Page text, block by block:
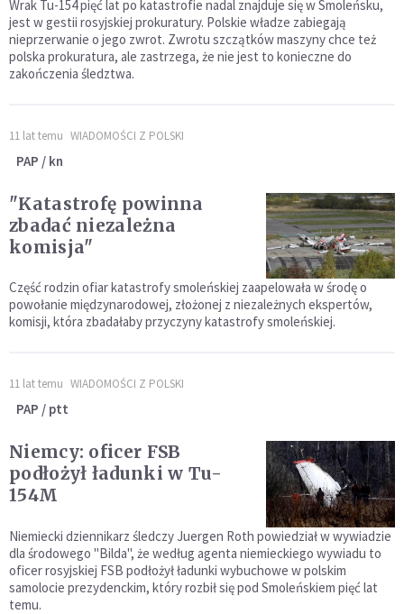
Wrak Tu-154 pięć lat po katastrofie nadal znajduje się w Smoleńsku,
jest w gestii rosyjskiej prokuratury. Polskie władze zabiegają
nieprzerwanie o jego zwrot. Zwrotu szczątków maszyny chce też
polska prokuratura, ale zastrzega, że nie jest to konieczne do
zakończenia śledztwa.
11 lat temu WIADOMOŚCI Z POLSKI
PAP / kn
"Katastrofę powinna
zbadać niezależna
komisja"
Część rodzin ofiar katastrofy smoleńskiej zaapelowała w środę o
powołanie międzynarodowej, złożonej z niezależnych ekspertów,
komisji, która zbadałaby przyczyny katastrofy smoleńskiej.
11 lat temu WIADOMOŚCI Z POLSKI
PAP / ptt
Niemcy: oficer FSB
podłożył ładunki w Tu-
154M
Niemiecki dziennikarz śledczy Juergen Roth powiedział w wywiadzie
dla środowego "Bilda", że według agenta niemieckiego wywiadu to
oficer rosyjskiej FSB podłożył ładunki wybuchowe w polskim
samolocie prezydenckim, który rozbił się pod Smoleńskiem pięć lat
temu.